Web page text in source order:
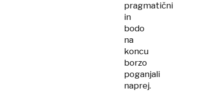
pragmatični
in
bodo
na
koncu
borzo
poganjali
naprej.